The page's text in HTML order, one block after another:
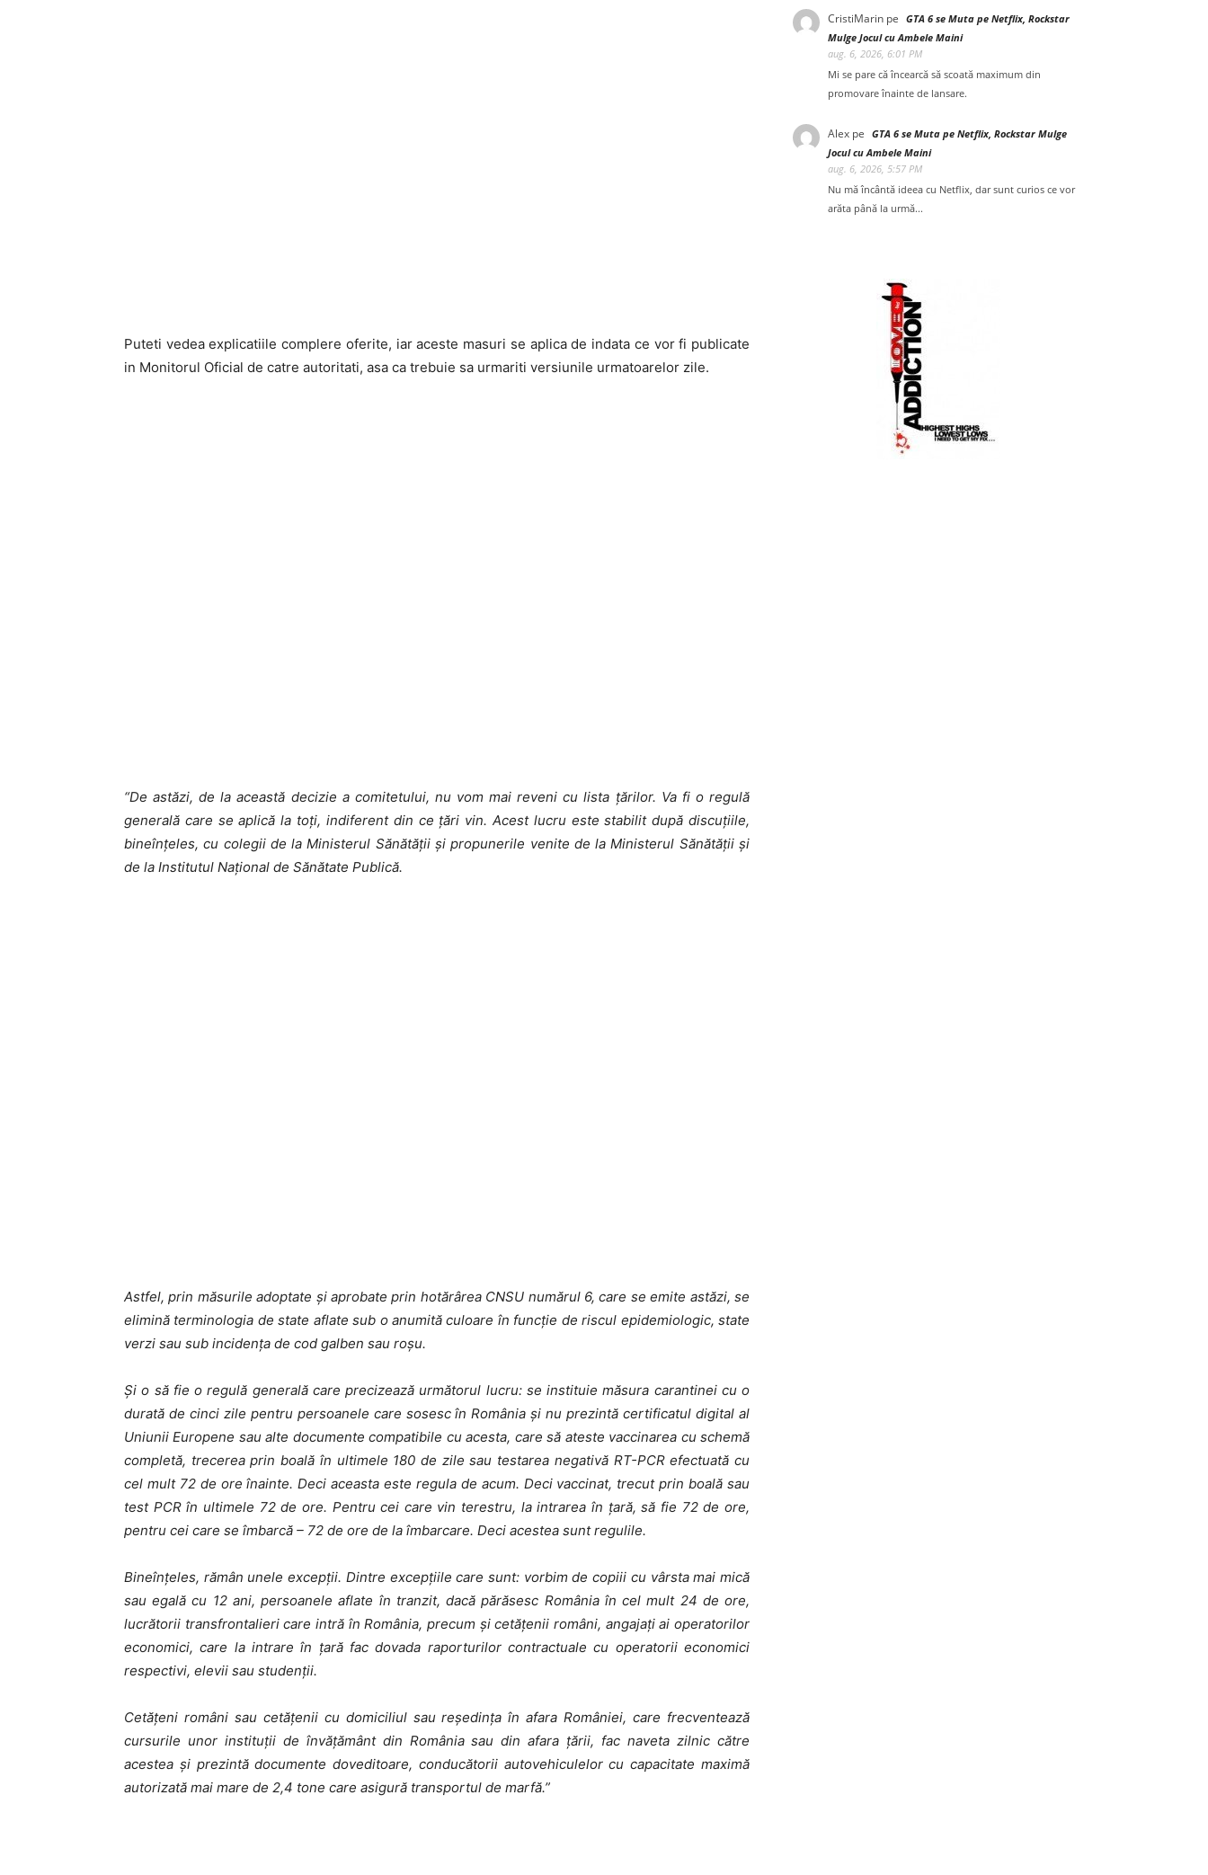
Puteti vedea explicatiile complere oferite, iar aceste masuri se aplica de indata ce vor fi publicate
in Monitorul Oficial de catre autoritati, asa ca trebuie sa urmariti versiunile urmatoarelor zile.
“De astăzi, de la această decizie a comitetului, nu vom mai reveni cu lista țărilor. Va fi o regulă
generală care se aplică la toți, indiferent din ce țări vin. Acest lucru este stabilit după discuțiile,
bineînțeles, cu colegii de la Ministerul Sănătății și propunerile venite de la Ministerul Sănătății și
de la Institutul Național de Sănătate Publică.
Astfel, prin măsurile adoptate și aprobate prin hotărârea CNSU numărul 6, care se emite astăzi, se
elimină terminologia de state aflate sub o anumită culoare în funcție de riscul epidemiologic, state
verzi sau sub incidența de cod galben sau roșu.
Și o să fie o regulă generală care precizează următorul lucru: se instituie măsura carantinei cu o
durată de cinci zile pentru persoanele care sosesc în România și nu prezintă certificatul digital al
Uniunii Europene sau alte documente compatibile cu acesta, care să ateste vaccinarea cu schemă
completă, trecerea prin boală în ultimele 180 de zile sau testarea negativă RT-PCR efectuată cu
cel mult 72 de ore înainte. Deci aceasta este regula de acum. Deci vaccinat, trecut prin boală sau
test PCR în ultimele 72 de ore. Pentru cei care vin terestru, la intrarea în țară, să fie 72 de ore,
pentru cei care se îmbarcă – 72 de ore de la îmbarcare. Deci acestea sunt regulile.
Bineînțeles, rămân unele excepții. Dintre excepțiile care sunt: vorbim de copiii cu vârsta mai mică
sau egală cu 12 ani, persoanele aflate în tranzit, dacă părăsesc România în cel mult 24 de ore,
lucrătorii transfrontalieri care intră în România, precum și cetățenii români, angajați ai operatorilor
economici, care la intrare în țară fac dovada raporturilor contractuale cu operatorii economici
respectivi, elevii sau studenții.
Cetățeni români sau cetățenii cu domiciliul sau reședința în afara României, care frecventează
cursurile unor instituții de învățământ din România sau din afara țării, fac naveta zilnic către
acestea și prezintă documente doveditoare, conducătorii autovehiculelor cu capacitate maximă
autorizată mai mare de 2,4 tone care asigură transportul de marfă.”
CristiMarin pe GTA 6 se Muta pe Netflix, Rockstar
Mulge Jocul cu Ambele Maini
aug. 6, 2026, 6:01 PM
Mi se pare că încearcă să scoată maximum din
promovare înainte de lansare.
Alex pe GTA 6 se Muta pe Netflix, Rockstar Mulge
Jocul cu Ambele Maini
aug. 6, 2026, 5:57 PM
Nu mă încântă ideea cu Netflix, dar sunt curios ce vor
arăta până la urmă...